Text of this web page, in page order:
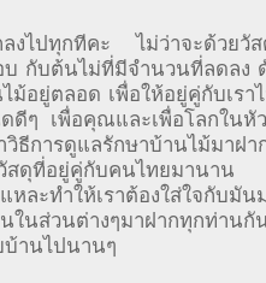
งไปทุกทีคะ ไม่ว่าจะด้วยวั
กับต้นไม่ที่มีจำนวนที่ลดลง
ม้อยู่ตลอด เพื่อให้อยู่คู่กับเรา
ดีๆ เพื่อคุณและเพื่อโลกในหั
ธีการดูแลรักษาบ้านไม้มาฝ
นวัสดุที่อยู่คู่กับคนไทยมาน
ละทำให้เราต้องใส่ใจกับมั
ในส่วนต่างๆมาฝากทุกท่านกั
บ้านไปนานๆ